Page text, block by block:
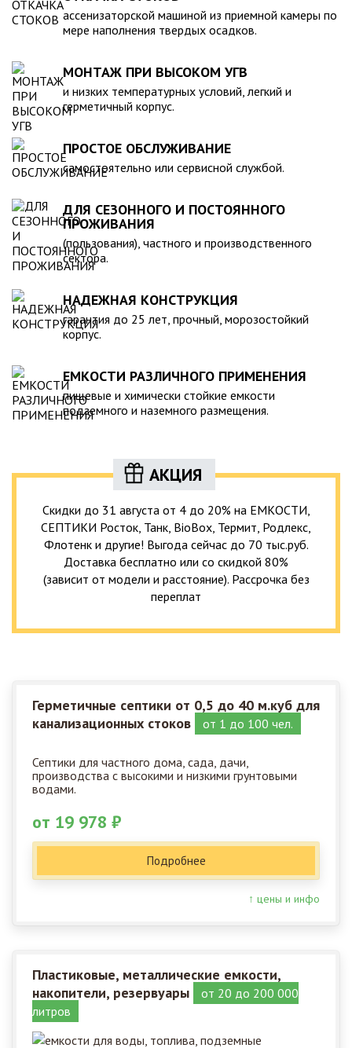
компанией, произведена в полном соответствии с
действующими стандартами и полностью безопасна в
экологическом отношении.
ассенизаторской машиной из приемной камеры по
мере наполнения твердых осадков.
МОНТАЖ ПРИ ВЫСОКОМ УГВ
и низких температурных условий, легкий и
герметичный корпус.
ПРОСТОЕ ОБСЛУЖИВАНИЕ
самостоятельно или сервисной службой.
ДЛЯ СЕЗОННОГО И ПОСТОЯННОГО
ПРОЖИВАНИЯ
(пользования), частного и производственного
сектора.
НАДЕЖНАЯ КОНСТРУКЦИЯ
гарантия до 25 лет, прочный, морозостойкий
корпус.
ЕМКОСТИ РАЗЛИЧНОГО ПРИМЕНЕНИЯ
пищевые и химически стойкие емкости
подземного и наземного размещения.
АКЦИЯ
Скидки до 31 августа от 4 до 20% на ЕМКОСТИ,
СЕПТИКИ Росток, Танк, BioBox, Термит, Родлекс,
Флотенк и другие! Выгода сейчас до 70 тыс.руб.
Доставка бесплатно или со скидкой 80%
(зависит от модели и расстояние). Рассрочка без
переплат
Герметичные септики от 0,5 до 40 м.куб для
канализационных стоков
от 1 до 100 чел.
Септики для частного дома, сада, дачи,
производства с высокими и низкими грунтовыми
водами.
от 19 978 ₽
Подробнее
↑ цены и инфо
Пластиковые, металлические емкости,
накопители, резервуары
от 20 до 200 000
литров